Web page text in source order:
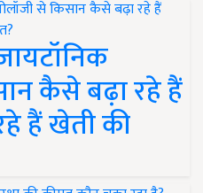
कैसे बढ़ा रहे हैं
हैं खेती की